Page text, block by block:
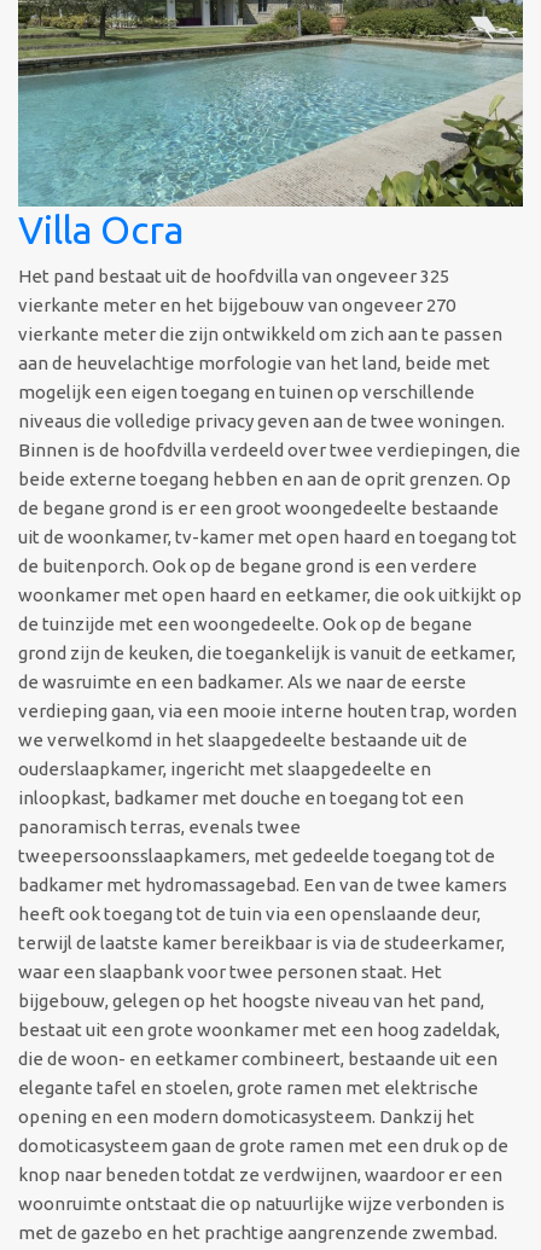
Villa Ocra
Het pand bestaat uit de hoofdvilla van ongeveer 325
vierkante meter en het bijgebouw van ongeveer 270
vierkante meter die zijn ontwikkeld om zich aan te passen
aan de heuvelachtige morfologie van het land, beide met
mogelijk een eigen toegang en tuinen op verschillende
niveaus die volledige privacy geven aan de twee woningen.
Binnen is de hoofdvilla verdeeld over twee verdiepingen, die
beide externe toegang hebben en aan de oprit grenzen. Op
de begane grond is er een groot woongedeelte bestaande
uit de woonkamer, tv-kamer met open haard en toegang tot
de buitenporch. Ook op de begane grond is een verdere
woonkamer met open haard en eetkamer, die ook uitkijkt op
de tuinzijde met een woongedeelte. Ook op de begane
grond zijn de keuken, die toegankelijk is vanuit de eetkamer,
de wasruimte en een badkamer. Als we naar de eerste
verdieping gaan, via een mooie interne houten trap, worden
we verwelkomd in het slaapgedeelte bestaande uit de
ouderslaapkamer, ingericht met slaapgedeelte en
inloopkast, badkamer met douche en toegang tot een
panoramisch terras, evenals twee
tweepersoonsslaapkamers, met gedeelde toegang tot de
badkamer met hydromassagebad. Een van de twee kamers
heeft ook toegang tot de tuin via een openslaande deur,
terwijl de laatste kamer bereikbaar is via de studeerkamer,
waar een slaapbank voor twee personen staat. Het
bijgebouw, gelegen op het hoogste niveau van het pand,
bestaat uit een grote woonkamer met een hoog zadeldak,
die de woon- en eetkamer combineert, bestaande uit een
elegante tafel en stoelen, grote ramen met elektrische
opening en een modern domoticasysteem. Dankzij het
domoticasysteem gaan de grote ramen met een druk op de
knop naar beneden totdat ze verdwijnen, waardoor er een
woonruimte ontstaat die op natuurlijke wijze verbonden is
met de gazebo en het prachtige aangrenzende zwembad.